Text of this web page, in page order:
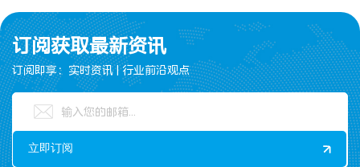
订阅获取最新资讯
订阅即享：实时资讯 | 行业前沿观点